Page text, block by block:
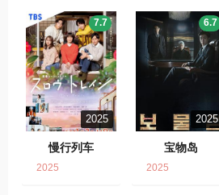
2025
慢行列车
7.7
2025
2025
宝物岛
6.7
2025